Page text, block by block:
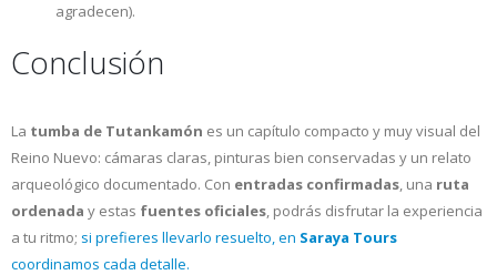
agradecen).
Conclusión
La tumba de Tutankamón es un capítulo compacto y muy visual del
Reino Nuevo: cámaras claras, pinturas bien conservadas y un relato
arqueológico documentado. Con entradas confirmadas, una ruta
ordenada y estas fuentes oficiales, podrás disfrutar la experiencia
a tu ritmo; si prefieres llevarlo resuelto, en Saraya Tours
coordinamos cada detalle.